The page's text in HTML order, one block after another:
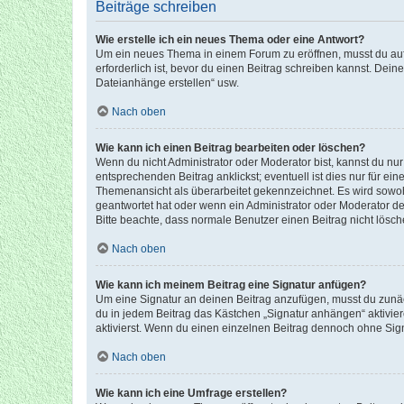
Beiträge schreiben
Wie erstelle ich ein neues Thema oder eine Antwort?
Um ein neues Thema in einem Forum zu eröffnen, musst du
erforderlich ist, bevor du einen Beitrag schreiben kannst.
Dateianhänge erstellen“ usw.
Nach oben
Wie kann ich einen Beitrag bearbeiten oder löschen?
Wenn du nicht Administrator oder Moderator bist, kannst du
entsprechenden Beitrag anklickst; eventuell ist dies nur für
Themenansicht als überarbeitet gekennzeichnet. Es wird
geantwortet hat oder wenn ein Administrator oder Moderator
Bitte beachte, dass normale Benutzer einen Beitrag nicht
Nach oben
Wie kann ich meinem Beitrag eine Signatur anfügen?
Um eine Signatur an deinen Beitrag anzufügen, musst du
du in jedem Beitrag das Kästchen „Signatur anhängen“
aktivierst. Wenn du einen einzelnen Beitrag dennoch ohne
Nach oben
Wie kann ich eine Umfrage erstellen?